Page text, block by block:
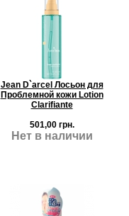
Jean D`arcel Лосьон для
Проблемной кожи Lotion
Clarifiante
501,00 грн.
Нет в наличии